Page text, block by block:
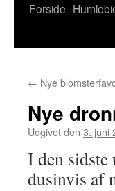
Forside
← Nye
Nye
Udgivet den 3. juni
I den
dusinvis af